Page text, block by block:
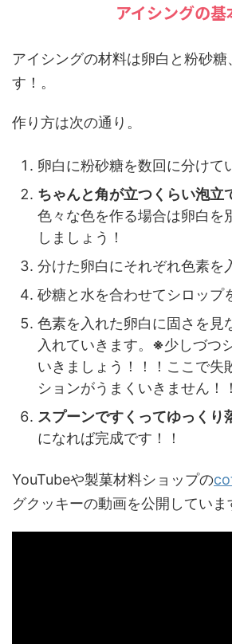
アイシングの基
アイシングの材料は卵白と粉砂糖
す！。
作り方は次の通り。
卵白に粉砂糖を数回に分けて
ちゃんと角が立つくらい泡立
色々な色を作る場合は卵白を
しましょう！
分けた卵白にそれぞれ色素を
砂糖と水を合わせてシロップ
色素を入れた卵白に固さを見
入れていきます。 ※少しづつ
いきましょう！！！ ここで失
ションがうまくいきません！！
スプーンですくってゆっくり
になれば完成です！！
YouTubeや製菓材料ショップの
グクッキーの動画を公開していま